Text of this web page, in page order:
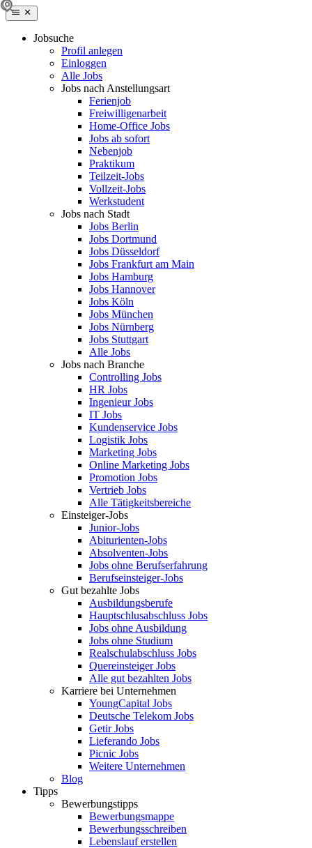
Jobsuche
Profil anlegen
Einloggen
Alle Jobs
Jobs nach Anstellungsart
Ferienjob
Freiwilligenarbeit
Home-Office Jobs
Jobs ab sofort
Nebenjob
Praktikum
Teilzeit-Jobs
Vollzeit-Jobs
Werkstudent
Jobs nach Stadt
Jobs Berlin
Jobs Dortmund
Jobs Düsseldorf
Jobs Frankfurt am Main
Jobs Hamburg
Jobs Hannover
Jobs Köln
Jobs München
Jobs Nürnberg
Jobs Stuttgart
Alle Jobs
Jobs nach Branche
Controlling Jobs
HR Jobs
Ingenieur Jobs
IT Jobs
Kundenservice Jobs
Logistik Jobs
Marketing Jobs
Online Marketing Jobs
Promotion Jobs
Vertrieb Jobs
Alle Tätigkeitsbereiche
Einsteiger-Jobs
Junior-Jobs
Abiturienten-Jobs
Absolventen-Jobs
Jobs ohne Berufserfahrung
Berufseinsteiger-Jobs
Gut bezahlte Jobs
Ausbildungsberufe
Hauptschlusabschluss Jobs
Jobs ohne Ausbildung
Jobs ohne Studium
Realschulabschluss Jobs
Quereinsteiger Jobs
Alle gut bezahlten Jobs
Karriere bei Unternehmen
YoungCapital Jobs
Deutsche Telekom Jobs
Getir Jobs
Lieferando Jobs
Picnic Jobs
Weitere Unternehmen
Blog
Tipps
Bewerbungstipps
Bewerbungsmappe
Bewerbungsschreiben
Lebenslauf erstellen